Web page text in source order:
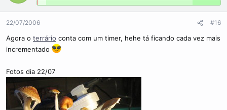
22/07/2006 #16
Agora o terrário conta com um timer, hehe tá ficando cada vez mais
incrementado
Fotos dia 22/07